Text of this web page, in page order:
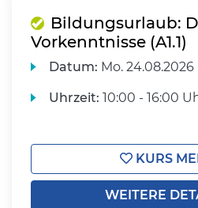
Bildungsurlaub:
Vorkenntnisse (A1.1)
Datum: Mo. 24.08.2026
Uhrzeit: 10:00 - 16:00
KURS
WEITERE